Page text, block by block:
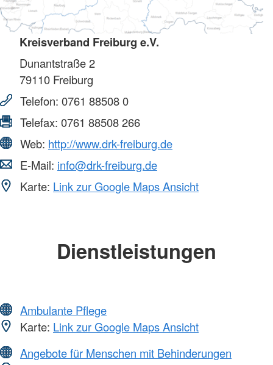
Kreisverband Freiburg e.V.
Dunantstraße 2
79110 Freiburg
Telefon: 0761 88508 0
Telefax: 0761 88508 266
Web: http://www.drk-freiburg.de
E-Mail: info@drk-freiburg.de
Karte: Link zur Google Maps Ansicht
Dienstleistungen
Ambulante Pflege
Karte: Link zur Google Maps Ansicht
Angebote für Menschen mit Behinderungen